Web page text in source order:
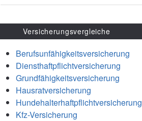
Versicherungsvergleiche
Berufsunfähigkeitsversicherung
Diensthaftpflichtversicherung
Grundfähigkeitsversicherung
Hausratversicherung
Hundehalterhaftpflichtversicherung
Kfz-Versicherung